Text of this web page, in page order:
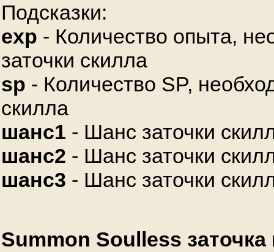
Подсказки:
exp - Количество опыта,
заточки скилла
sp - Количество SP,
скилла
шанс1 - Шанс заточки
шанс2 - Шанс заточки
шанс3 - Шанс заточки
Summon Soulless